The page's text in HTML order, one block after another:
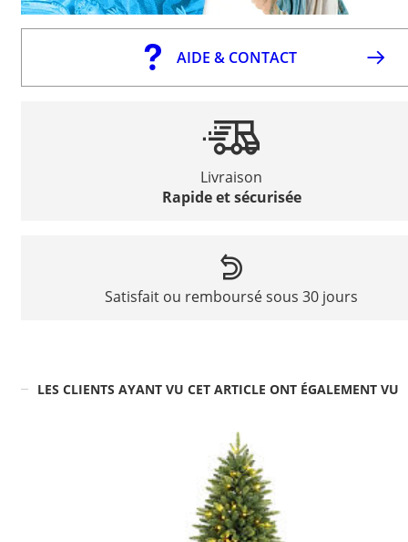
AIDE & CONTACT
Livraison
Rapide et sécurisée
Satisfait ou remboursé sous 30 jours
LES CLIENTS AYANT VU CET ARTICLE ONT ÉGALEMENT VU